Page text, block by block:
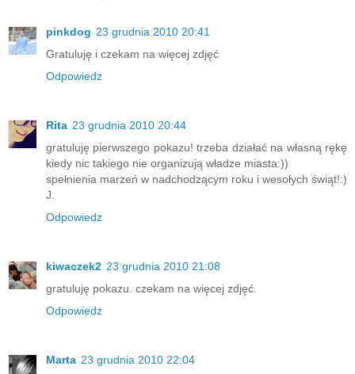
pinkdog 23 grudnia 2010 20:41
Gratuluję i czekam na więcej zdjęć
Odpowiedz
Rita 23 grudnia 2010 20:44
gratuluję pierwszego pokazu! trzeba działać na własną rękę
kiedy nic takiego nie organizują władze miasta:))
spełnienia marzeń w nadchodzącym roku i wesołych świąt!:)
J.
Odpowiedz
kiwaczek2 23 grudnia 2010 21:08
gratuluję pokazu. czekam na więcej zdjęć.
Odpowiedz
Marta 23 grudnia 2010 22:04